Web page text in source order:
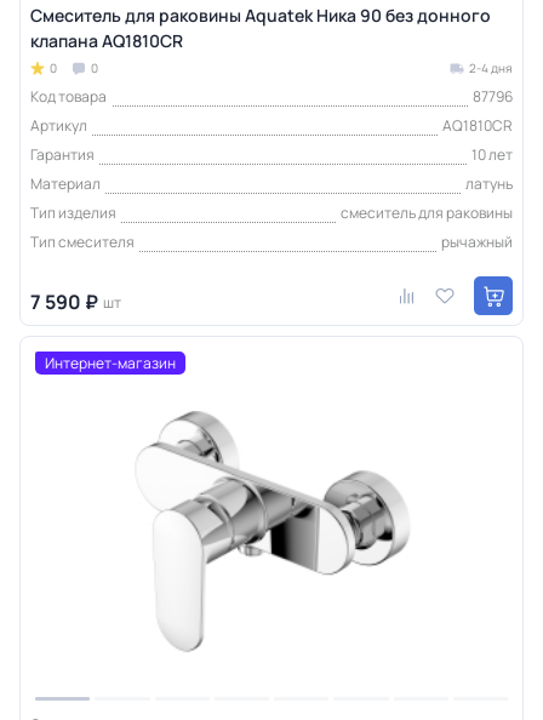
Смеситель для раковины Aquatek Ника 90 без донного
клапана AQ1810CR
0 0 2-4 дня
Код товара
87796
Артикул
AQ1810CR
Гарантия
10 лет
Материал
латунь
Тип изделия
смеситель для раковины
Тип смесителя
рычажный
7 590 ₽ шт
Интернет-магазин